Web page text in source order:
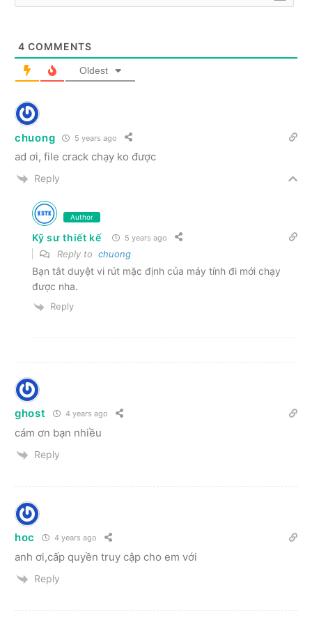
4 COMMENTS
Oldest
chuong 5 years ago
ad ơi, file crack chạy ko được
Reply
Author
Kỹ sư thiết kế 5 years ago
Reply to chuong
Bạn tắt duyệt vi rút mặc định của máy tính đi mới chạy
được nha.
Reply
ghost 4 years ago
cám ơn bạn nhiều
Reply
hoc 4 years ago
anh ơi,cấp quyền truy cập cho em với
Reply